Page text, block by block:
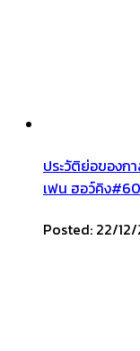
ประวัติย่อของก
เฟน ฮอว์คิง
Posted: 22/